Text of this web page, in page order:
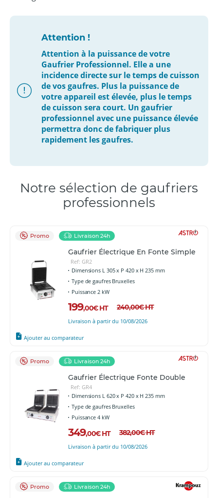
Attention !
Attention à la puissance de votre
Gaufrier Professionnel. Elle a une
incidence directe sur le temps de cuisson
de vos gaufres. Plus la puissance de
votre appareil est élevée, plus le temps
de cuisson sera court. Un gaufrier
professionnel avec une puissance élevée
permettra donc de fabriquer plus
rapidement les gaufres.
Notre sélection de gaufriers
professionnels
Promo Livraison 24h
Gaufrier Électrique En Fonte Simple
Ref: GR2
Dimensions L 305 x P 420 x H 235 mm
Type de gaufres Bruxelles
Puissance 2 kW
199,00€ HT 240,00€HT
Livraison à partir du 10/08/2026
Ajouter au comparateur
Promo Livraison 24h
Gaufrier Électrique Fonte Double
Ref: GR4
Dimensions L 620 x P 420 x H 235 mm
Type de gaufres Bruxelles
Puissance 4 kW
349,00€ HT 382,00€HT
Livraison à partir du 10/08/2026
Ajouter au comparateur
Promo Livraison 24h